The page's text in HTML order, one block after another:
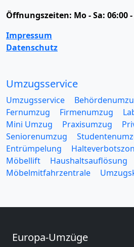
Öffnungszeiten: Mo - Sa: 06:00
Impressum
Datenschutz
Umzugsservice
Umzugsservice
Fernumzug
Firmenumzug
Mini Umzug
Praxisumzug
Seniorenumzug
Entrümpelung
Möbellift
Haushaltsauflösung
Möbelmitfahrzentrale
Europa-Umzüge